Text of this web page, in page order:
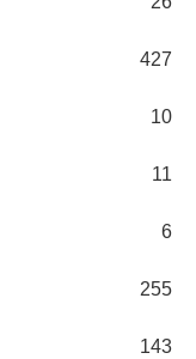
427
10
11
6
255
143